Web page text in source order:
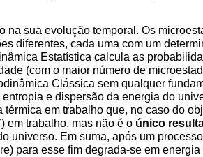
sua evolução temporal. Os
diferentes, cada uma com um
Estatística calcula as
(com o maior número de
Clássica sem qualquer
e dispersão da energia do
em trabalho que, no caso do
em trabalho, mas não é o único
universo. Em suma, após um
para esse fim degrada-se em